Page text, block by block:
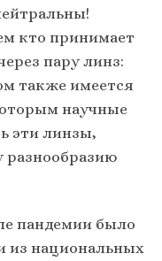
кто принимает
пару линз:
также имеется
научные
эти линзы,
пандемии было
из национальных